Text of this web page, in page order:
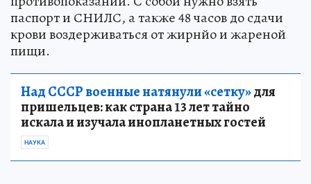
паспорт и СНИЛС, а также 48 часов до сдачи
крови воздерживаться от жирнйо и жареной
пищи.
Над СССР военные натянули «сетку»для
пришельцев: как страна 13 лет тайно
искала и изучала инопланетных гостей
НАУКА